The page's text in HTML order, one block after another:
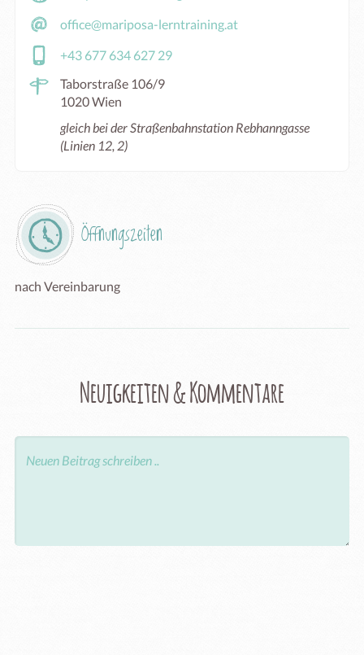
office@mariposa-lerntraining.at
+43 677 634 627 29
Taborstraße 106/9
1020 Wien
gleich bei der Straßenbahnstation Rebhanngasse
(Linien 12, 2)
Öffnungszeiten
nach Vereinbarung
Neuigkeiten & Kommentare